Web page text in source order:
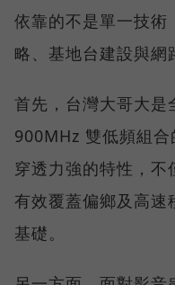
依靠的不是單一技術
略、基地台建設與網
首先，台灣大哥大是
900MHz 雙低頻組合
穿透力強的特性，
有效覆蓋偏鄉及高速
基礎。